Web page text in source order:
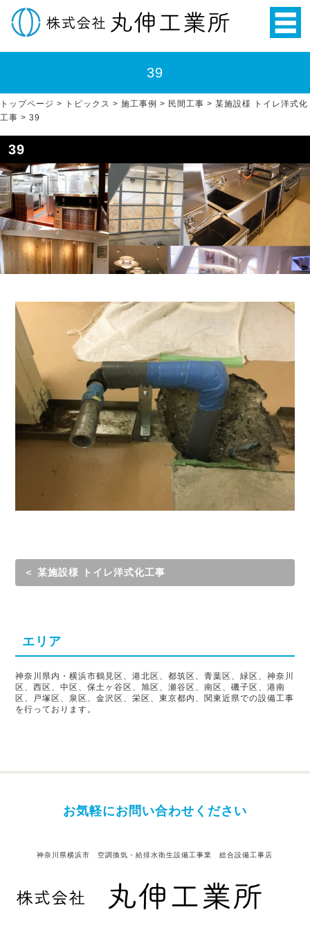
39
トップページ > トピックス > 施工事例 > 民間工事 > 某施設様 トイレ洋式化
工事 > 39
39
＜ 某施設様 トイレ洋式化工事
エリア
神奈川県内・横浜市鶴見区、港北区、都筑区、青葉区、緑区、神奈川
区、西区、中区、保土ヶ谷区、旭区、瀬谷区、南区、磯子区、港南
区、戸塚区、泉区、金沢区、栄区、東京都内、関東近県での設備工事
を行っております。
お気軽にお問い合わせください
神奈川県横浜市 空調換気・給排水衛生設備工事業 総合設備工事店